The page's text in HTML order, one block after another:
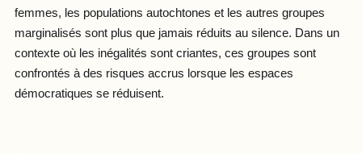
femmes, les populations autochtones et les autres groupes
marginalisés sont plus que jamais réduits au silence. Dans un
contexte où les inégalités sont criantes, ces groupes sont
confrontés à des risques accrus lorsque les espaces
démocratiques se réduisent.